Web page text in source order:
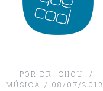
POR DR. CHOU
MÚSICA
08/07/2013